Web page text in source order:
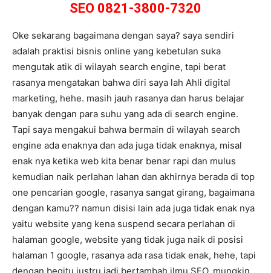
SEO 0821-3800-7320
Oke sekarang bagaimana dengan saya? saya sendiri
adalah praktisi bisnis online yang kebetulan suka
mengutak atik di wilayah search engine, tapi berat
rasanya mengatakan bahwa diri saya lah Ahli digital
marketing, hehe. masih jauh rasanya dan harus belajar
banyak dengan para suhu yang ada di search engine.
Tapi saya mengakui bahwa bermain di wilayah search
engine ada enaknya dan ada juga tidak enaknya, misal
enak nya ketika web kita benar benar rapi dan mulus
kemudian naik perlahan lahan dan akhirnya berada di top
one pencarian google, rasanya sangat girang, bagaimana
dengan kamu?? namun disisi lain ada juga tidak enak nya
yaitu website yang kena suspend secara perlahan di
halaman google, website yang tidak juga naik di posisi
halaman 1 google, rasanya ada rasa tidak enak, hehe, tapi